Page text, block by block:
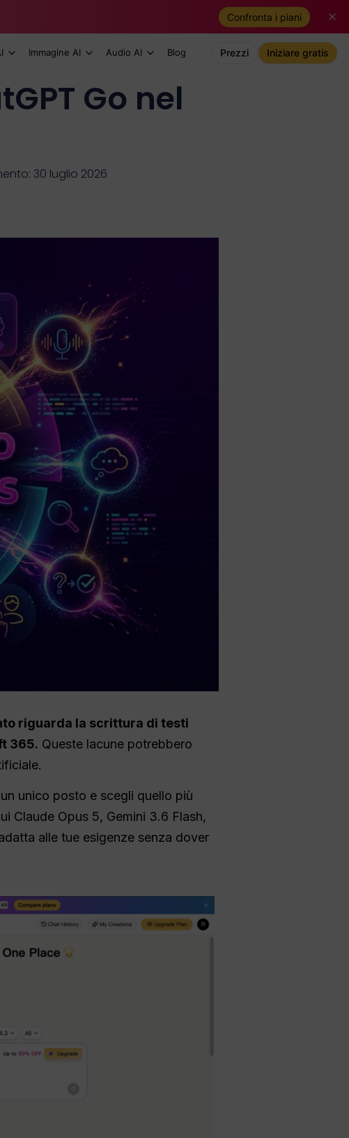
Confronta i piani
Immagine AI Audio AI Blog Prezzi Iniziare gratis
Go nel
30 luglio 2026
riguarda la scrittura di testi
365. Queste lacune potrebbero
unico posto e scegli quello più
Claude Opus 5, Gemini 3.6 Flash,
alle tue esigenze senza dover